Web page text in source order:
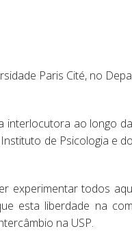
Paris Cité, no
interlocutora ao longo
de Psicologia e
experimentar todos
esta liberdade na
na USP.